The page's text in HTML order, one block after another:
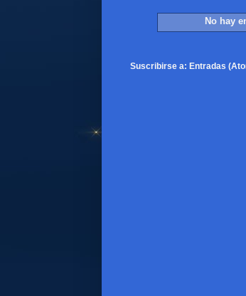
No hay
Suscribirse a: Entradas